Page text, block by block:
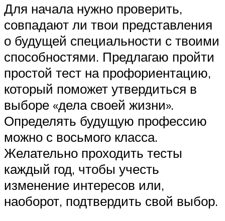
Для начала нужно проверить,
совпадают ли твои представления
о будущей специальности с твоими
способностями. Предлагаю пройти
простой тест на профориентацию,
который поможет утвердиться в
выборе «дела своей жизни».
Определять будущую профессию
можно с восьмого класса.
Желательно проходить тесты
каждый год, чтобы учесть
изменение интересов или,
наоборот, подтвердить свой выбор.